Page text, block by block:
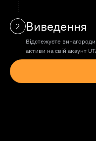
2 Виведення
Відстежуєте
активи на свій акаунт